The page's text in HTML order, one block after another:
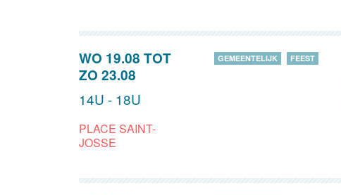
WO 19.08 TOT
ZO 23.08
14U - 18U
PLACE SAINT-
JOSSE
GEMEENTELIJK FEEST